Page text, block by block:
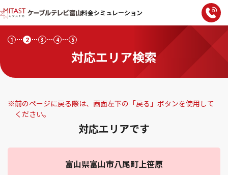
料金シミュレーション
対応エリア検索
1 2 3 4 5
※前のページに戻る際は、画面左下の「戻る」ボタンを使用して
ください。
対応エリアです
富山県富山市八尾町上笹原